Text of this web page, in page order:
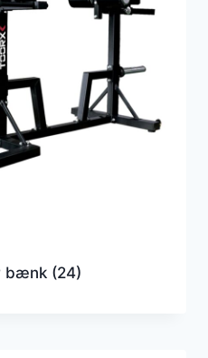
bænk (24)